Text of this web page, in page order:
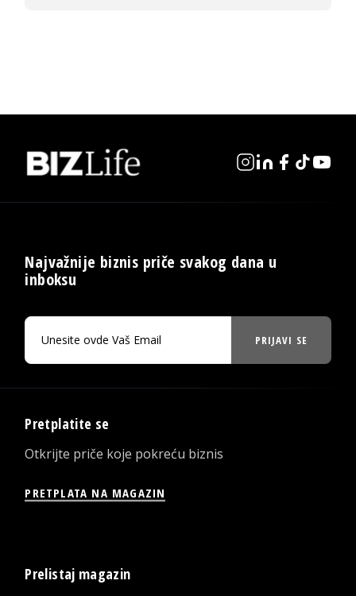
Najvažnije biznis priče svakog dana u
inboksu
PRIJAVI SE
Pretplatite se
Otkrijte priče koje pokreću biznis
PRETPLATA NA MAGAZIN
Prelistaj magazin